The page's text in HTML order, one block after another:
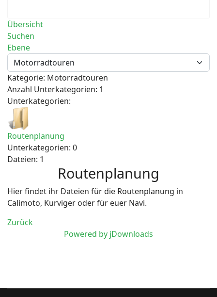
Übersicht
Suchen
Ebene
Kategorie: Motorradtouren
Anzahl Unterkategorien: 1
Unterkategorien:
Routenplanung
Unterkategorien: 0
Dateien: 1
Routenplanung
Hier findet ihr Dateien für die Routenplanung in
Calimoto, Kurviger oder für euer Navi.
Zurück
Powered by jDownloads